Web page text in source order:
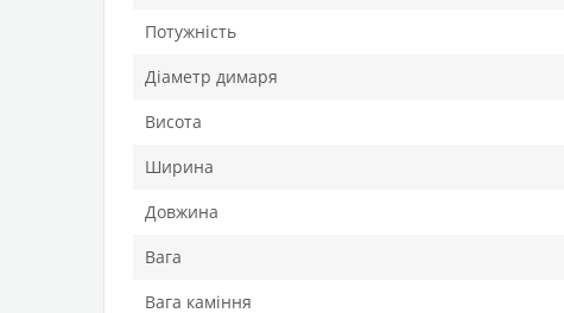
Потужність
Діаметр димаря
Висота
Ширина
Довжина
Вага
Вага каміння